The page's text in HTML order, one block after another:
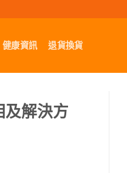
健康資訊 退貨換貨
及解決方